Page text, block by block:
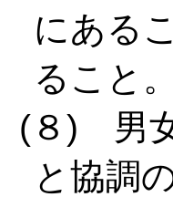
にある
ること。
(８) 男
と協調